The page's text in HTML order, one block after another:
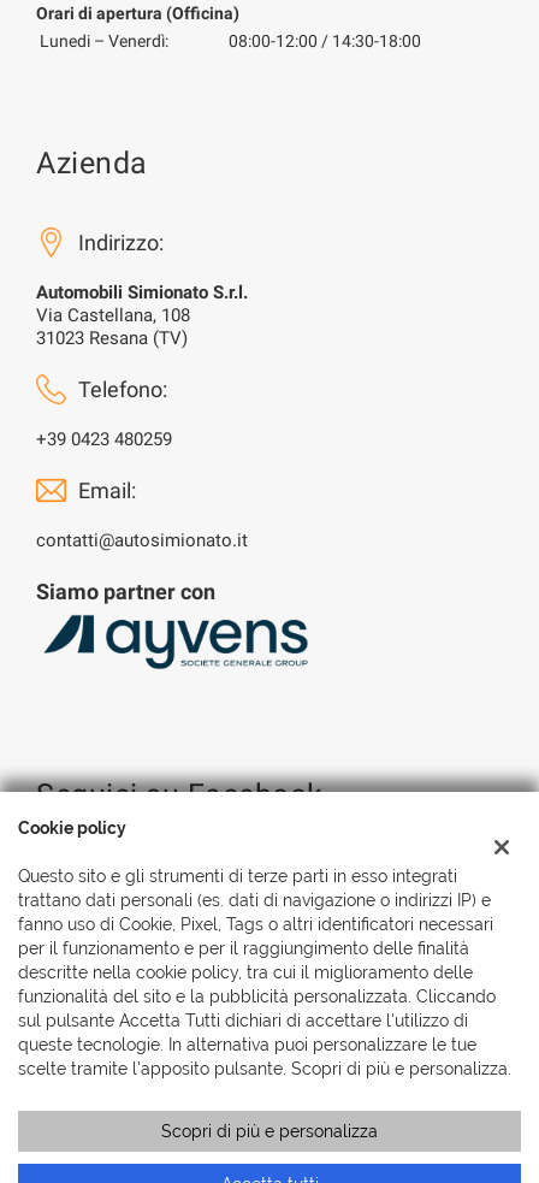
Orari di apertura (Officina)
Lunedi – Venerdì:
08:00-12:00 / 14:30-18:00
Azienda
Indirizzo:
Automobili Simionato S.r.l.
Via Castellana, 108
31023 Resana (TV)
Telefono:
+39 0423 480259
Email:
contatti@autosimionato.it
Siamo partner con
Seguici su Facebook
Cookie policy
Questo sito e gli strumenti di terze parti in esso integrati
trattano dati personali (es. dati di navigazione o indirizzi IP) e
fanno uso di Cookie, Pixel, Tags o altri identificatori necessari
per il funzionamento e per il raggiungimento delle finalità
descritte nella cookie policy, tra cui il miglioramento delle
funzionalità del sito e la pubblicità personalizzata. Cliccando
sul pulsante Accetta Tutti dichiari di accettare l'utilizzo di
queste tecnologie. In alternativa puoi personalizzare le tue
scelte tramite l'apposito pulsante. Scopri di più e personalizza.
Scopri di più e personalizza